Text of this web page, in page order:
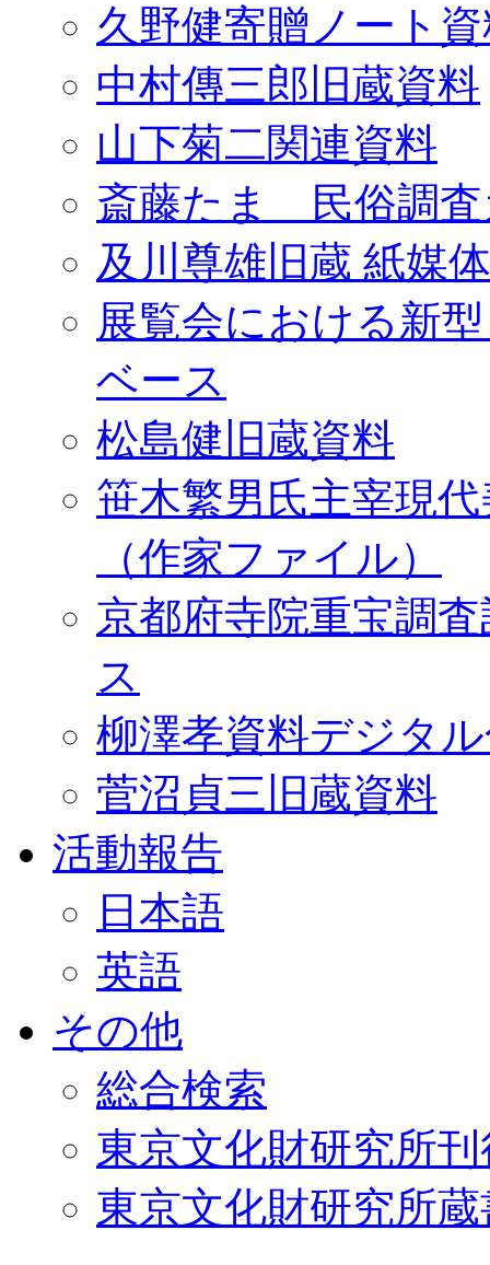
久野健寄贈ノート
中村傳三郎旧蔵資料
山下菊二関連資料
斎藤たま 民俗調査
及川尊雄旧蔵 紙媒
展覧会における新
ベース
松島健旧蔵資料
笹木繁男氏主宰現
（作家ファイル）
京都府寺院重宝調
ス
柳澤孝資料デジタ
菅沼貞三旧蔵資料
活動報告
日本語
英語
その他
総合検索
東京文化財研究所
東京文化財研究所